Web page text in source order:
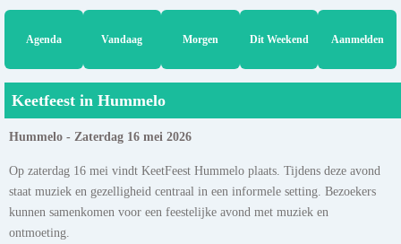
Agenda Vandaag Morgen Dit Weekend Aanmelden
Keetfeest in Hummelo
Hummelo - Zaterdag 16 mei 2026
Op zaterdag 16 mei vindt KeetFeest Hummelo plaats. Tijdens deze avond
staat muziek en gezelligheid centraal in een informele setting. Bezoekers
kunnen samenkomen voor een feestelijke avond met muziek en
ontmoeting.